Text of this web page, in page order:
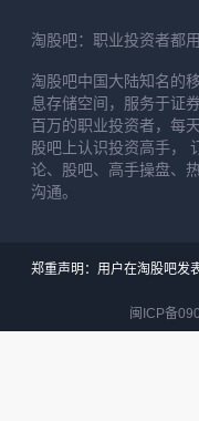
淘股吧：职业投资者都
淘股吧中国大陆知名的
息存储空间，服务于证
百万的职业投资者，每
股吧上认识投资高手，
论、股吧、高手操盘、
沟通。
郑重声明：用户在淘股吧发
闽ICP备